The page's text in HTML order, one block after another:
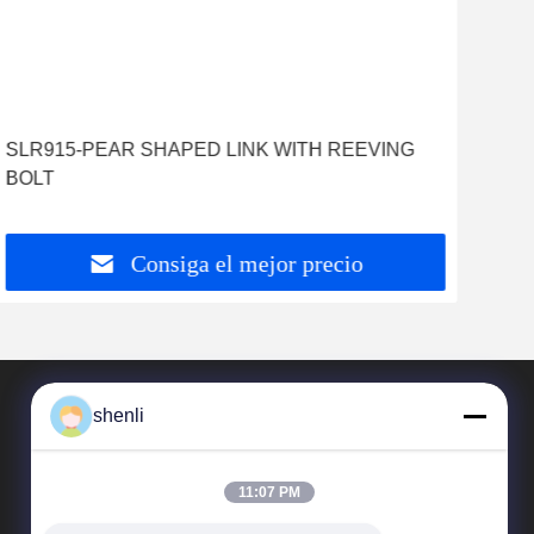
SLR915-PEAR SHAPED LINK WITH REEVING
BOLT
Consiga el mejor precio
shenli
11:07 PM